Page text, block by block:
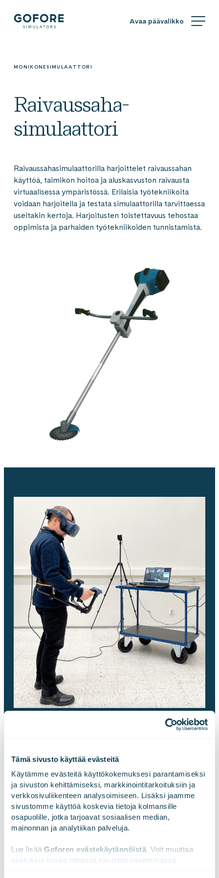
Tämä sivusto käyttää evästeitä
Käytämme evästeitä käyttökokemuksesi parantamiseksi
ja sivuston kehittämiseksi, markkinointitarkoituksiin ja
verkkosivuliikenteen analysoimiseen. Lisäksi jaamme
sivustomme käyttöä koskevia tietoja kolmansille
osapuolille, jotka tarjoavat sosiaalisen median,
mainonnan ja analytiikan palveluja.
Lue lisää Goforen evästekäytännöistä. Voit muuttaa
asetuksia koska tahansa sivuston vasemmassa
Siirry
suoraan
Simulators
MONIKONESIMULAATTORI
Raivaussaha­
simulaattori
Raivaussahasimulaattorilla harjoittelet raivaussahan
käyttöä, taimikon hoitoa ja aluskasvuston raivausta
virtuaalisessa ympäristössä. Erilaisia työtekniikoita
voidaan harjoitella ja testata simulaattorilla tarvittaessa
useitakin kertoja. Harjoitusten toistettavuus tehostaa
oppimista ja parhaiden työtekniikoiden tunnistamista.
Ominaisuudet ja
lisävalinnat
Täysin VR-laseille suunniteltu ratkaisu.
Toimitus sisältää kannettavan tietokoneen, VR-